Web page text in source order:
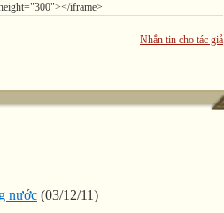
iframe>
Nhắn tin cho tác giả
nước (03/12/11)